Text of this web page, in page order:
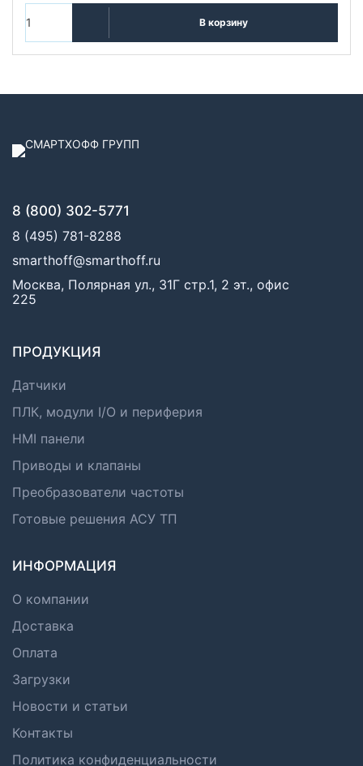
В корзину
8 (800) 302-5771
8 (495) 781-8288
smarthoff@smarthoff.ru
Москва, Полярная ул., 31Г стр.1, 2 эт., офис
225
ПРОДУКЦИЯ
Датчики
ПЛК, модули I/O и периферия
HMI панели
Приводы и клапаны
Преобразователи частоты
Готовые решения АСУ ТП
ИНФОРМАЦИЯ
О компании
Доставка
Оплата
Загрузки
Новости и статьи
Контакты
Политика конфиденциальности